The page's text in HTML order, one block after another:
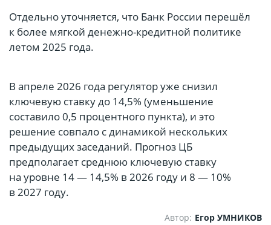
Отдельно уточняется, что Банк России перешёл
к более мягкой денежно-кредитной политике
летом 2025 года.
В апреле 2026 года регулятор уже снизил
ключевую ставку до 14,5% (уменьшение
составило 0,5 процентного пункта), и это
решение совпало с динамикой нескольких
предыдущих заседаний. Прогноз ЦБ
предполагает среднюю ключевую ставку
на уровне 14 — 14,5% в 2026 году и 8 — 10%
в 2027 году.
Автор: Егор УМНИКОВ